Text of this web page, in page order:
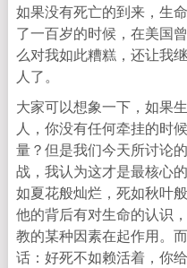
如果没有死亡的到来，生
了一百岁的时候，在美国
么对我如此糟糕，还让我
人了。
大家可以想象一下，如果
人，你没有任何牵挂的时
量？但是我们今天所讨论
战，我认为这才是最核心
如夏花般灿烂，死如秋叶
他的背后有对生命的认识
教的某种因素在起作用。
话：好死不如赖活着，你给